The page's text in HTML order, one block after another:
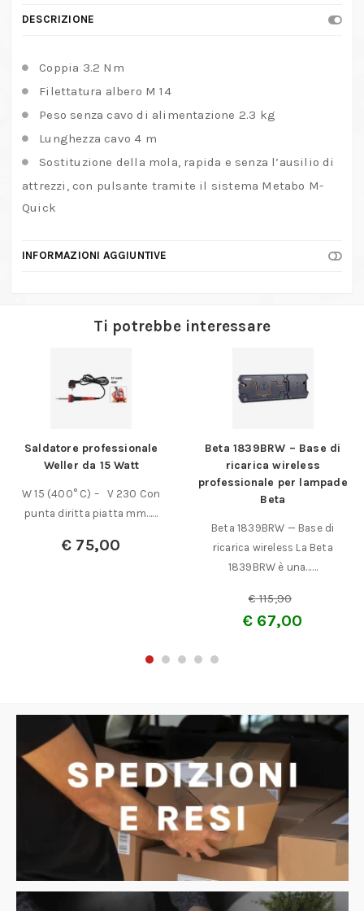
125
quantità
DESCRIZIONE
Coppia 3.2 Nm
Filettatura albero M 14
Peso senza cavo di alimentazione 2.3 kg
Lunghezza cavo 4 m
Sostituzione della mola, rapida e senza l’ausilio di
attrezzi, con pulsante tramite il sistema Metabo M-
Quick
INFORMAZIONI AGGIUNTIVE
Ti potrebbe interessare
Saldatore professionale
Weller da 15 Watt
W 15 (400° C) – V 230 Con
punta diritta piatta mm……
€ 75,00
Beta 1839BRW – Base di
ricarica wireless
professionale per lampade
Beta
Beta 1839BRW — Base di
ricarica wireless La Beta
1839BRW è una……
€115,90
€ 67,00